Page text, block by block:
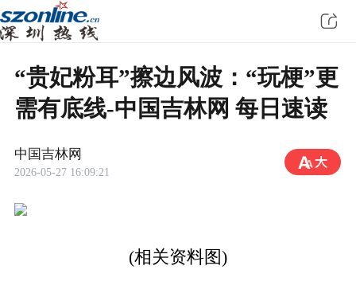
“贵妃粉耳”擦边风波：“玩梗”更
需有底线-中国吉林网 每日速读
中国吉林网
2026-05-27 16:09:21
(相关资料图)